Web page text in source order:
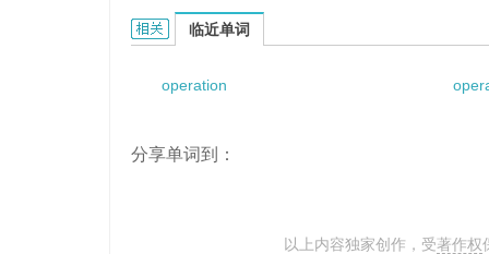
operation in mountains and forests的相关资料：
临近单词
operation
分享单词到：
以上内容独家创作，受著作权